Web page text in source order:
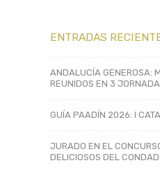
ENTRADAS
ANDALUCÍA GENEROSA:
REUNIDOS EN 3
GUÍA PAADÍN 2026: I
JURADO EN EL
DELICIOSOS DEL